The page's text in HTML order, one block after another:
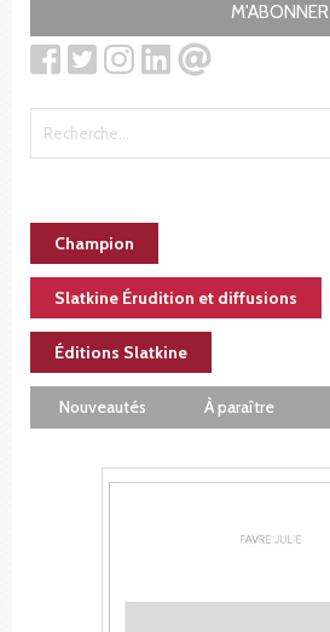
M'ABONNER
Champion
Slatkine Érudition et diffusions
Éditions Slatkine
Nouveautés À paraître